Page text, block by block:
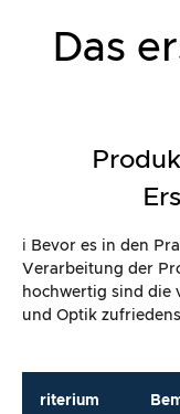
Das
ℹ️ Bevor es in den
Verarbeitung der
hochwertig sind die
und Optik
riterium